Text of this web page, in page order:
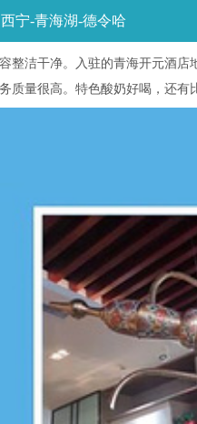
西宁-青海湖-德令哈
整洁干净。入驻的青海开元酒店
量很高。特色酸奶好喝，还有